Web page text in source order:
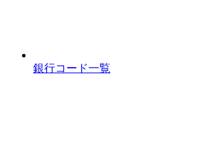
銀行コード一覧